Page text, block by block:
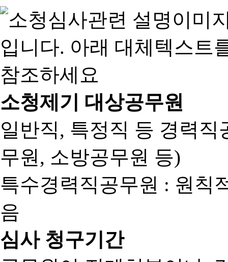
소청제기 대상공무원
일반직, 특정직 등 경력
무원, 소방공무원 등)
특수경력직공무원 : 원칙
음
심사 청구기간